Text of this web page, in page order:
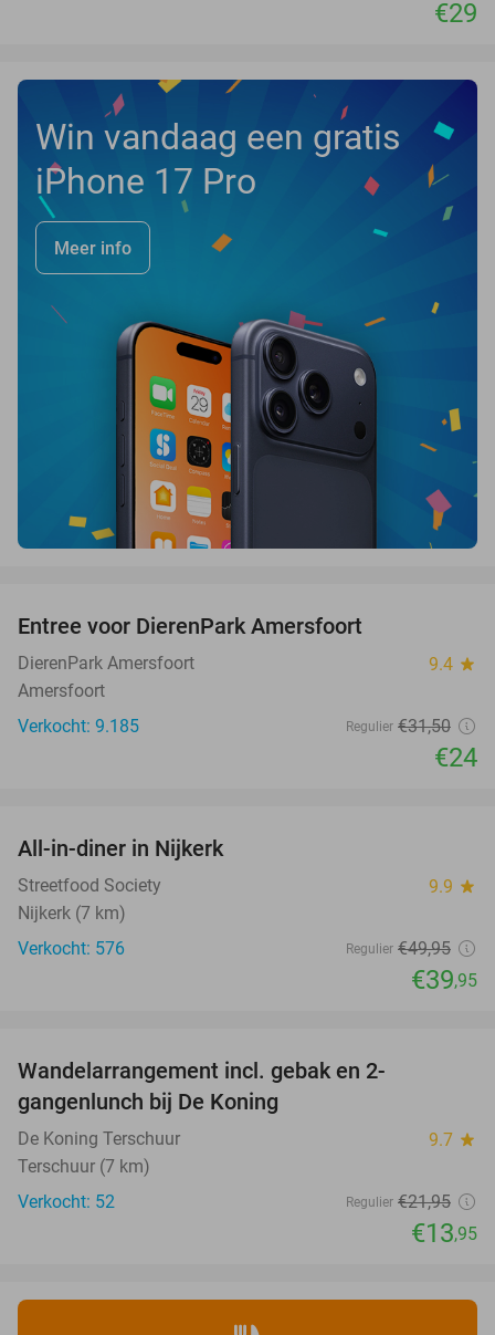
€29
Win vandaag een gratis
iPhone 17 Pro
Meer info
Entree voor DierenPark Amersfoort
DierenPark Amersfoort 9.4 star
Amersfoort
Verkocht: 9.185
Regulier €31,50
€24
All-in-diner in Nijkerk
Streetfood Society 9.9 star
Nijkerk (7 km)
Verkocht: 576
Regulier €49,95
€39,95
Wandelarrangement incl. gebak en 2-
gangenlunch bij De Koning
De Koning Terschuur 9.7 star
Terschuur (7 km)
Verkocht: 52
Regulier €21,95
€13,95